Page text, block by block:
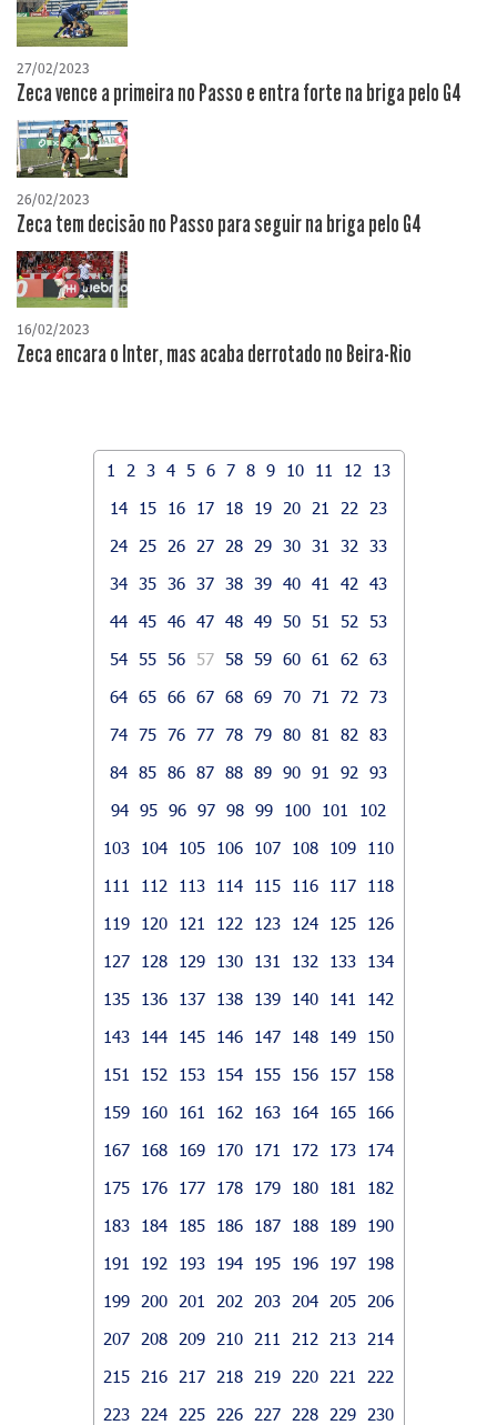
27/02/2023
Zeca vence a primeira no Passo e entra forte na briga pelo G4
26/02/2023
Zeca tem decisão no Passo para seguir na briga pelo G4
16/02/2023
Zeca encara o Inter, mas acaba derrotado no Beira-Rio
1 2 3 4 5 6 7 8 9 10 11 12
13
14
15 16 17 18 19 20 21 22
23
24
25 26 27 28 29 30 31 32
33
34 35 36 37 38 39 40 41 42
43
44 45 46 47 48 49 50 51 52
53
54 55 56 57 58 59 60 61 62
63
64 65 66 67 68 69 70 71 72
73
74 75 76 77 78 79 80 81 82
83
84 85 86 87 88 89 90 91 92
93
94 95 96 97 98 99 100 101
102
103
104 105 106 107 108 109
110
111
112 113 114 115 116 117
118
119
120 121 122 123 124 125
126
127
128 129 130 131 132 133
134
135
136 137 138 139 140 141
142
143
144 145 146 147 148 149
150
151
152 153 154 155 156 157
158
159
160 161 162 163 164 165
166
167
168 169 170 171 172 173
174
175
176 177 178 179 180 181
182
183
184 185 186 187 188 189
190
191
192 193 194 195 196 197
198
199
200 201 202 203 204 205
206
207
208 209 210 211 212 213
214
215
216 217 218 219 220 221
222
223
224 225 226 227 228 229
230